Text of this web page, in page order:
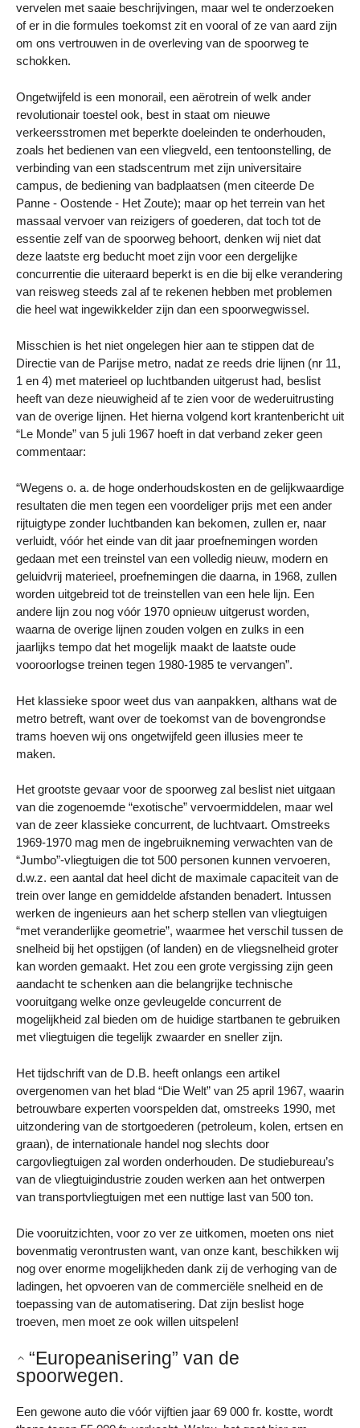
vervelen met saaie beschrijvingen, maar wel te onderzoeken
of er in die formules toekomst zit en vooral of ze van aard zijn
om ons vertrouwen in de overleving van de spoorweg te
schokken.
Ongetwijfeld is een monorail, een aërotrein of welk ander
revolutionair toestel ook, best in staat om nieuwe
verkeersstromen met beperkte doeleinden te onderhouden,
zoals het bedienen van een vliegveld, een tentoonstelling, de
verbinding van een stadscentrum met zijn universitaire
campus, de bediening van badplaatsen (men citeerde De
Panne - Oostende - Het Zoute); maar op het terrein van het
massaal vervoer van reizigers of goederen, dat toch tot de
essentie zelf van de spoorweg behoort, denken wij niet dat
deze laatste erg beducht moet zijn voor een dergelijke
concurrentie die uiteraard beperkt is en die bij elke verandering
van reisweg steeds zal af te rekenen hebben met problemen
die heel wat ingewikkelder zijn dan een spoorwegwissel.
Misschien is het niet ongelegen hier aan te stippen dat de
Directie van de Parijse metro, nadat ze reeds drie lijnen (nr 11,
1 en 4) met materieel op luchtbanden uitgerust had, beslist
heeft van deze nieuwigheid af te zien voor de wederuitrusting
van de overige lijnen. Het hierna volgend kort krantenbericht uit
“Le Monde” van 5 juli 1967 hoeft in dat verband zeker geen
commentaar:
“Wegens o. a. de hoge onderhoudskosten en de gelijkwaardige
resultaten die men tegen een voordeliger prijs met een ander
rijtuigtype zonder luchtbanden kan bekomen, zullen er, naar
verluidt, vóór het einde van dit jaar proefnemingen worden
gedaan met een treinstel van een volledig nieuw, modern en
geluidvrij materieel, proefnemingen die daarna, in 1968, zullen
worden uitgebreid tot de treinstellen van een hele lijn. Een
andere lijn zou nog vóór 1970 opnieuw uitgerust worden,
waarna de overige lijnen zouden volgen en zulks in een
jaarlijks tempo dat het mogelijk maakt de laatste oude
vooroorlogse treinen tegen 1980-1985 te vervangen”.
Het klassieke spoor weet dus van aanpakken, althans wat de
metro betreft, want over de toekomst van de bovengrondse
trams hoeven wij ons ongetwijfeld geen illusies meer te
maken.
Het grootste gevaar voor de spoorweg zal beslist niet uitgaan
van die zogenoemde “exotische” vervoermiddelen, maar wel
van de zeer klassieke concurrent, de luchtvaart. Omstreeks
1969-1970 mag men de ingebruikneming verwachten van de
“Jumbo”-vliegtuigen die tot 500 personen kunnen vervoeren,
d.w.z. een aantal dat heel dicht de maximale capaciteit van de
trein over lange en gemiddelde afstanden benadert. Intussen
werken de ingenieurs aan het scherp stellen van vliegtuigen
“met veranderlijke geometrie”, waarmee het verschil tussen de
snelheid bij het opstijgen (of landen) en de vliegsnelheid groter
kan worden gemaakt. Het zou een grote vergissing zijn geen
aandacht te schenken aan die belangrijke technische
vooruitgang welke onze gevleugelde concurrent de
mogelijkheid zal bieden om de huidige startbanen te gebruiken
met vliegtuigen die tegelijk zwaarder en sneller zijn.
Het tijdschrift van de D.B. heeft onlangs een artikel
overgenomen van het blad “Die Welt” van 25 april 1967, waarin
betrouwbare experten voorspelden dat, omstreeks 1990, met
uitzondering van de stortgoederen (petroleum, kolen, ertsen en
graan), de internationale handel nog slechts door
cargovliegtuigen zal worden onderhouden. De studiebureau’s
van de vliegtuigindustrie zouden werken aan het ontwerpen
van transportvliegtuigen met een nuttige last van 500 ton.
Die vooruitzichten, voor zo ver ze uitkomen, moeten ons niet
bovenmatig verontrusten want, van onze kant, beschikken wij
nog over enorme mogelijkheden dank zij de verhoging van de
ladingen, het opvoeren van de commerciële snelheid en de
toepassing van de automatisering. Dat zijn beslist hoge
troeven, men moet ze ook willen uitspelen!
“Europeanisering” van de
spoorwegen.
Een gewone auto die vóór vijftien jaar 69 000 fr. kostte, wordt